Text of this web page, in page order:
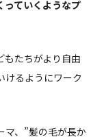
っていくようなプ
もたちがより自由
けるようにワーク
マ、”髪の毛が長か